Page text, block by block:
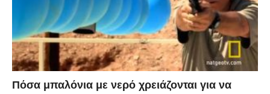
Πόσα μπαλόνια με νερό χρειάζονται για να